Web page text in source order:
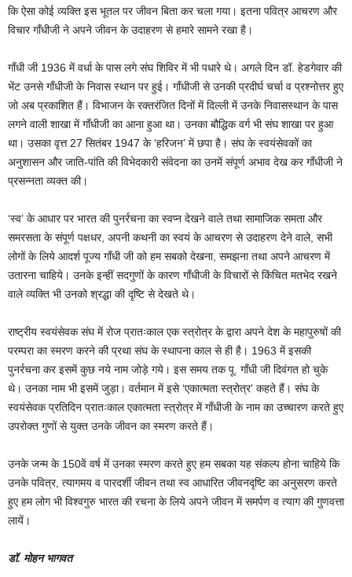
कि ऐसा कोई व्यक्ति इस भूतल पर जीवन बिता कर चला गया। इतना पवित्र आचरण और
विचार गाँधीजी ने अपने जीवन के उदाहरण से हमारे सामने रखा है।
गाँधी जी 1936 में वर्धा के पास लगे संघ शिविर में भी पधारे थे। अगले दिन डॉ. हेडगेवार की
भेंट उनसे गाँधीजी के निवास स्थान पर हुई। गाँधीजी से उनकी प्रदीर्घ चर्चा व प्रश्नोत्तर हुए
जो अब प्रकाशित हैं। विभाजन के रक्तरंजित दिनों में दिल्ली में उनके निवासस्थान के पास
लगने वाली शाखा में गाँधीजी का आना हुआ था। उनका बौद्धिक वर्ग भी संघ शाखा पर हुआ
था। उसका वृत्त 27 सितंबर 1947 के ‘हरिजन’ में छपा है। संघ के स्वयंसेवकों का
अनुशासन और जाति-पांति की विभेदकारी संवेदना का उनमें संपूर्ण अभाव देख कर गाँधीजी ने
प्रसन्नता व्यक्त की।
‘स्व’ के आधार पर भारत की पुनर्रचना का स्वप्न देखने वाले तथा सामाजिक समता और
समरसता के संपूर्ण पक्षधर, अपनी कथनी का स्वयं के आचरण से उदाहरण देने वाले, सभी
लोगों के लिये आदर्श पूज्य गाँधी जी को हम सबको देखना, समझना तथा अपने आचरण में
उतारना चाहिये। उनके इन्हीं सदगुणों के कारण गाँधीजी के विचारों से किंचित मतभेद रखने
वाले व्यक्ति भी उनको श्रद्धा की दृष्टि से देखते थे।
राष्ट्रीय स्वयंसेवक संघ में रोज प्रातःकाल एक स्त्रोत्र के द्वारा अपने देश के महापुरुषों की
परम्परा का स्मरण करने की प्रथा संघ के स्थापना काल से ही है। 1963 में इसकी
पुनर्रचना कर इसमें कुछ नये नाम जोड़े गये। इस समय तक पू. गाँधी जी दिवंगत हो चुके
थे। उनका नाम भी इसमें जुड़ा। वर्तमान में इसे ‘एकात्मता स्त्रोत्र’ कहते हैं। संघ के
स्वयंसेवक प्रतिदिन प्रातःकाल एकात्मता स्त्रोत्र में गाँधीजी के नाम का उच्चारण करते हुए
उपरोक्त गुणों से युक्त उनके जीवन का स्मरण करते हैं।
उनके जन्म के 150वें वर्ष में उनका स्मरण करते हुए हम सबका यह संकल्प होना चाहिये कि
उनके पवित्र, त्यागमय व पारदर्शी जीवन तथा स्व आधारित जीवनदृष्टि का अनुसरण करते
हुए हम लोग भी विश्वगुरु भारत की रचना के लिये अपने जीवन में समर्पण व त्याग की गुणवत्ता
लायें।
डॉ. मोहन भागवत